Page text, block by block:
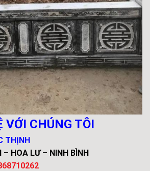
VỚI CHÚNG TÔI
THỊNH
– HOA LƯ – NINH BÌNH